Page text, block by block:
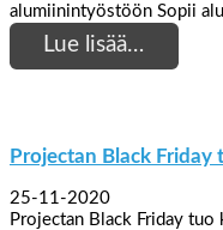
alumiinintyöstöön Sopii
Lue lisää…
Projectan Black Friday
25-11-2020
Projectan Black Friday